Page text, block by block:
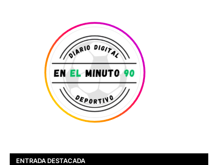
ENTRADA DESTACADA